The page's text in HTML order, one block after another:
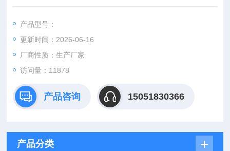
水、自动喷雾、自动吸排雾、自动排水等功能，不需要人工频繁
产品型号：
更新时间：2026-06-16
厂商性质：生产厂家
访问量：11878
产品咨询 15051830366
产品分类